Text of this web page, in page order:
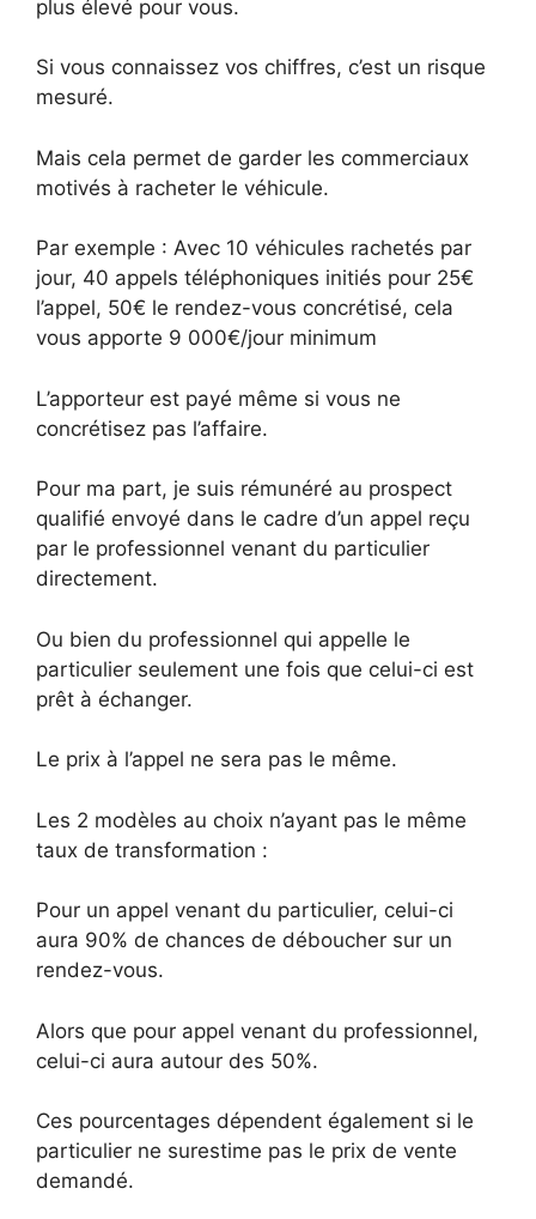
plus élevé pour vous.
Si vous connaissez vos chiffres, c’est un risque
mesuré.
Mais cela permet de garder les commerciaux
motivés à racheter le véhicule.
Par exemple : Avec 10 véhicules rachetés par
jour, 40 appels téléphoniques initiés pour 25€
l’appel, 50€ le rendez-vous concrétisé, cela
vous apporte 9 000€/jour minimum
L’apporteur est payé même si vous ne
concrétisez pas l’affaire.
Pour ma part, je suis rémunéré au prospect
qualifié envoyé dans le cadre d’un appel reçu
par le professionnel venant du particulier
directement.
Ou bien du professionnel qui appelle le
particulier seulement une fois que celui-ci est
prêt à échanger.
Le prix à l’appel ne sera pas le même.
Les 2 modèles au choix n’ayant pas le même
taux de transformation :
Pour un appel venant du particulier, celui-ci
aura 90% de chances de déboucher sur un
rendez-vous.
Alors que pour appel venant du professionnel,
celui-ci aura autour des 50%.
Ces pourcentages dépendent également si le
particulier ne surestime pas le prix de vente
demandé.